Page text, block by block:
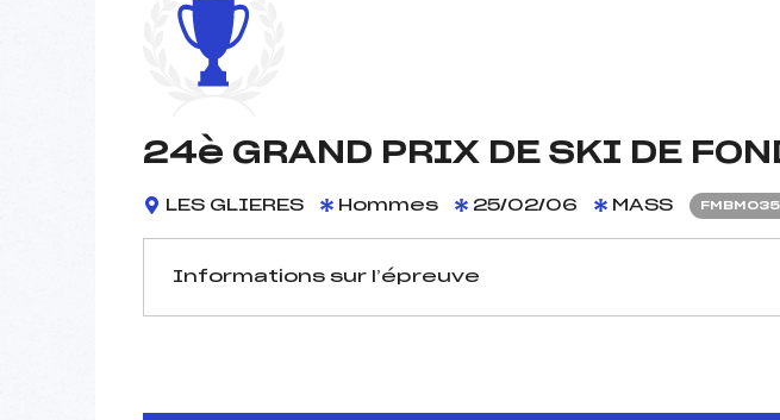
24è GRAND PRIX DE SKI DE
LES GLIERES Hommes 25/02/06 MASS
Informations sur l’épreuve
D.T Adjoint :
–